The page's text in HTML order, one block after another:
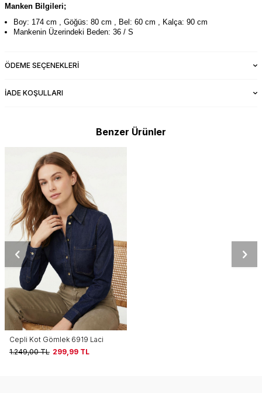
Manken Bilgileri;
Boy: 174 cm , Göğüs: 80 cm , Bel: 60 cm , Kalça: 90 cm
Mankenin Üzerindeki Beden: 36 / S
ÖDEME SEÇENEKLERI
İADE KOŞULLARI
Benzer Ürünler
Cepli Kot Gömlek 6919 Laci
1.249,00TL 299,99 TL